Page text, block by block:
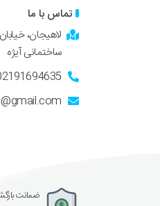
تماس با ما
ساختمانی آیژه
- 01342244635
ضمانت